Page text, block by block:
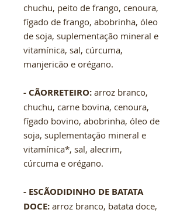
chuchu, peito de frango, cenoura,
fígado de frango, abobrinha, óleo
de soja, suplementação mineral e
vitamínica, sal, cúrcuma,
manjericão e orégano.
- CÃORRETEIRO: arroz branco,
chuchu, carne bovina, cenoura,
fígado bovino, abobrinha, óleo de
soja, suplementação mineral e
vitamínica*, sal, alecrim,
cúrcuma e orégano.
- ESCÃODIDINHO DE BATATA
DOCE: arroz branco, batata doce,